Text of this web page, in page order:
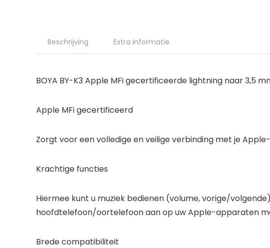
Beschrijving Extra informatie
BOYA BY-K3 Apple MFi gecertificeerde lightning naar 3,5
Apple MFi gecertificeerd
Zorgt voor een volledige en veilige verbinding met je
Krachtige functies
Hiermee kunt u muziek bedienen (volume, vorige/
hoofdtelefoon/oortelefoon aan op uw Apple-apparaten
Brede compatibiliteit